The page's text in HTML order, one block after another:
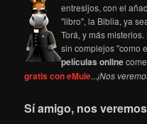
entresijos, con el
"libro", la Biblia, ya
Torá, y más
sin complejos "como
películas online
gratis con eMule...¡Nos
Sí amigo, nos